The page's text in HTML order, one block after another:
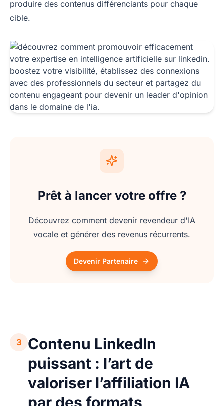
produire des contenus différenciants pour chaque
cible.
Prêt à lancer votre offre ?
Découvrez comment devenir revendeur d'IA
vocale et générer des revenus récurrents.
Devenir Partenaire
3
Contenu LinkedIn
puissant : l’art de
valoriser l’affiliation IA